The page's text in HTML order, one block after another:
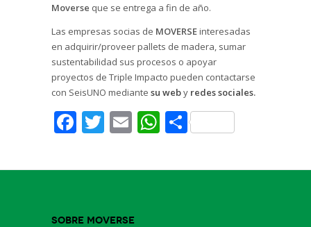
Moverse que se entrega a fin de año.
Las empresas socias de MOVERSEinteresadas
en adquirir/proveer pallets de madera, sumar
sustentabilidad sus procesos o apoyar
proyectos de Triple Impacto pueden contactarse
con SeisUNO mediante su weby redes sociales.
Facebook
Twitter
EmailWhatsApp
Share
Sobre Moverse